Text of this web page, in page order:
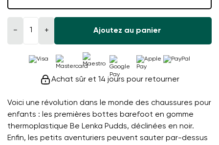
Voici une révolution dans le monde des chaussures pour
enfants : les premières bottes barefoot en gomme
thermoplastique Be Lenka Pudds, déclinées en noir.
Enfin, les petits aventuriers peuvent sauter par-dessus
− + Ajoutez au panier
Achat sûr et 14 jours pour retourner